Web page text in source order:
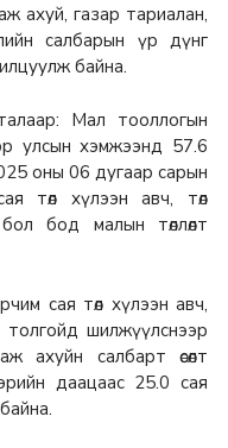
ахуй, газар тариалан,
салбарын үр дүнг
байна.
Мал тооллогын
улсын хэмжээнд 57.6
оны 06 дугаар сарын
төл хүлээн авч, төл
бод малын төллөлт
сая төл хүлээн авч,
шилжүүлснээр
ахуйн салбарт өсөлт
даацаас 25.0 сая